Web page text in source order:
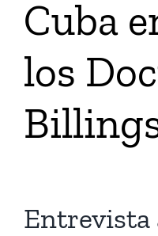
Temas
Boletín Electrónico
Media
Buscar
Cuba
los
Entrevista